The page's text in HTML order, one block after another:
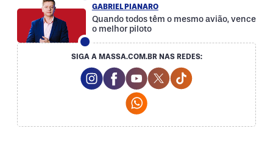
GABRIEL PIANARO
Quando todos têm o mesmo avião, vence
o melhor piloto
SIGA A MASSA.COM.BR NAS REDES:
Instagram Social Media
Facebook Social Media
Youtube Social Media
Twitter Social Media
Tiktok Social